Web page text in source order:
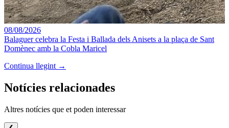
08/08/2026
Balaguer celebra la Festa i Ballada dels Anisets a la plaça de Sant
Domènec amb la Cobla Maricel
Continua llegint →
Notícies relacionades
Altres notícies que et poden interessar